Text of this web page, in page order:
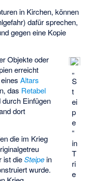
in Kirchen, können
dafür sprechen,
gegen eine Kopie
„
S
t
ei
p
e
“
in
T
ri
e
Objekte oder
erreicht
einesAltars
das Retabel
Einfügen
dort
die im Krieg
ist dieSteipe in
wurde.